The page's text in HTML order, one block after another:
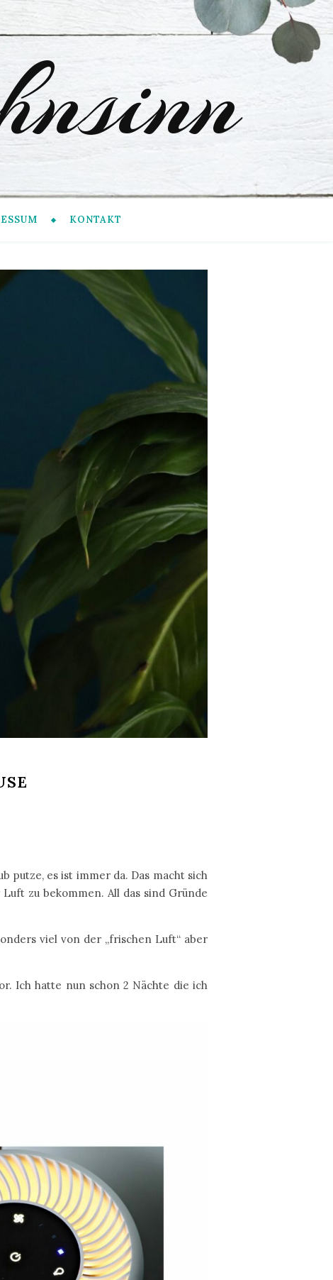
KONTAKT
putze, es ist immer da. Das macht sich
zu bekommen. All das sind Gründe
viel von der „frischen Luft“ aber
Ich hatte nun schon 2 Nächte die ich